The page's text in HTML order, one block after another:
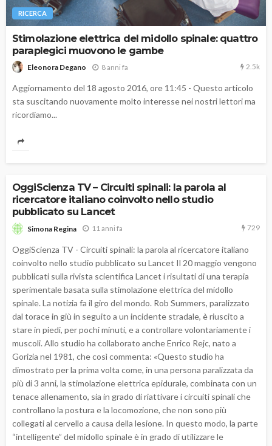
RICERCA
Stimolazione elettrica del midollo spinale: quattro
paraplegici muovono le gambe
Eleonora Degano 8 anni fa 2.5k
Aggiornamento del 18 agosto 2016, ore 11:45 - Questo articolo
sta suscitando nuovamente molto interesse nei nostri lettori ma
ricordiamo...
OggiScienza TV – Circuiti spinali: la parola al
ricercatore italiano coinvolto nello studio
pubblicato su Lancet
Simona Regina 11 anni fa 729
OggiScienza TV - Circuiti spinali: la parola al ricercatore italiano
coinvolto nello studio pubblicato su Lancet Il 20 maggio vengono
pubblicati sulla rivista scientifica Lancet i risultati di una terapia
sperimentale basata sulla stimolazione elettrica del midollo
spinale. La notizia fa il giro del mondo. Rob Summers, paralizzato
dal torace in giù in seguito a un incidente stradale, è riuscito a
stare in piedi, per pochi minuti, e a controllare volontariamente i
muscoli. Allo studio ha collaborato anche Enrico Rejc, nato a
Gorizia nel 1981, che così commenta: «Questo studio ha
dimostrato per la prima volta come, in una persona paralizzata da
più di 3 anni, la stimolazione elettrica epidurale, combinata con un
tenace allenamento, sia in grado di riattivare i circuiti spinali che
controllano la postura e la locomozione, che non sono più
collegati al cervello a causa della lesione. In questo modo, la parte
“intelligente” del midollo spinale è in grado di utilizzare le